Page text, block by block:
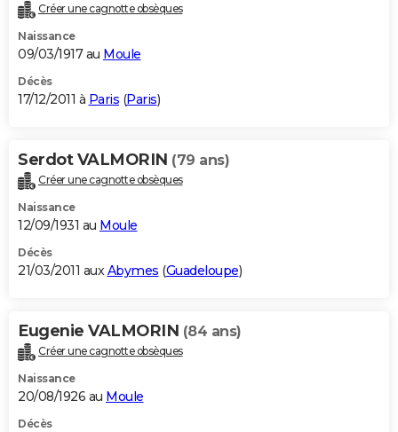
Créer une cagnotte obsèques
Naissance
09/03/1917 au Moule
Décès
17/12/2011 à Paris (Paris)
Serdot VALMORIN (79 ans)
Créer une cagnotte obsèques
Naissance
12/09/1931 au Moule
Décès
21/03/2011 auxAbymes (Guadeloupe)
Eugenie VALMORIN (84 ans)
Créer une cagnotte obsèques
Naissance
20/08/1926 au Moule
Décès